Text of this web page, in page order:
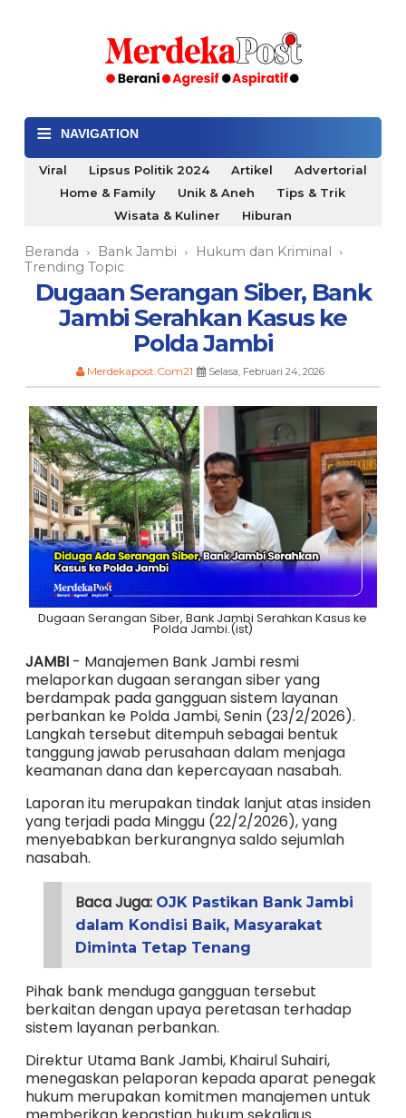
≡ NAVIGATION
Viral Lipsus Politik 2024 Artikel
Advertorial
Home & Family
Unik & Aneh
Tips & Trik
Wisata & Kuliner
Hiburan
Beranda › Bank Jambi › Hukum dan Kriminal ›
Trending Topic
Dugaan Serangan Siber, Bank
Jambi Serahkan Kasus ke
Polda Jambi
Merdekapost.Com21 Selasa, Februari 24, 2026
Dugaan Serangan Siber, Bank Jambi Serahkan Kasus ke
Polda Jambi.(ist)
JAMBI- Manajemen Bank Jambi resmi
melaporkan dugaan serangan siber yang
berdampak pada gangguan sistem layanan
perbankan ke Polda Jambi, Senin (23/2/2026).
Langkah tersebut ditempuh sebagai bentuk
tanggung jawab perusahaan dalam menjaga
keamanan dana dan kepercayaan nasabah.
Laporan itu merupakan tindak lanjut atas insiden
yang terjadi pada Minggu (22/2/2026), yang
menyebabkan berkurangnya saldo sejumlah
nasabah.
Baca Juga: OJK Pastikan Bank Jambi
dalam Kondisi Baik, Masyarakat
Diminta Tetap Tenang
Pihak bank menduga gangguan tersebut
berkaitan dengan upaya peretasan terhadap
sistem layanan perbankan.
Direktur Utama Bank Jambi, Khairul Suhairi,
menegaskan pelaporan kepada aparat penegak
hukum merupakan komitmen manajemen untuk